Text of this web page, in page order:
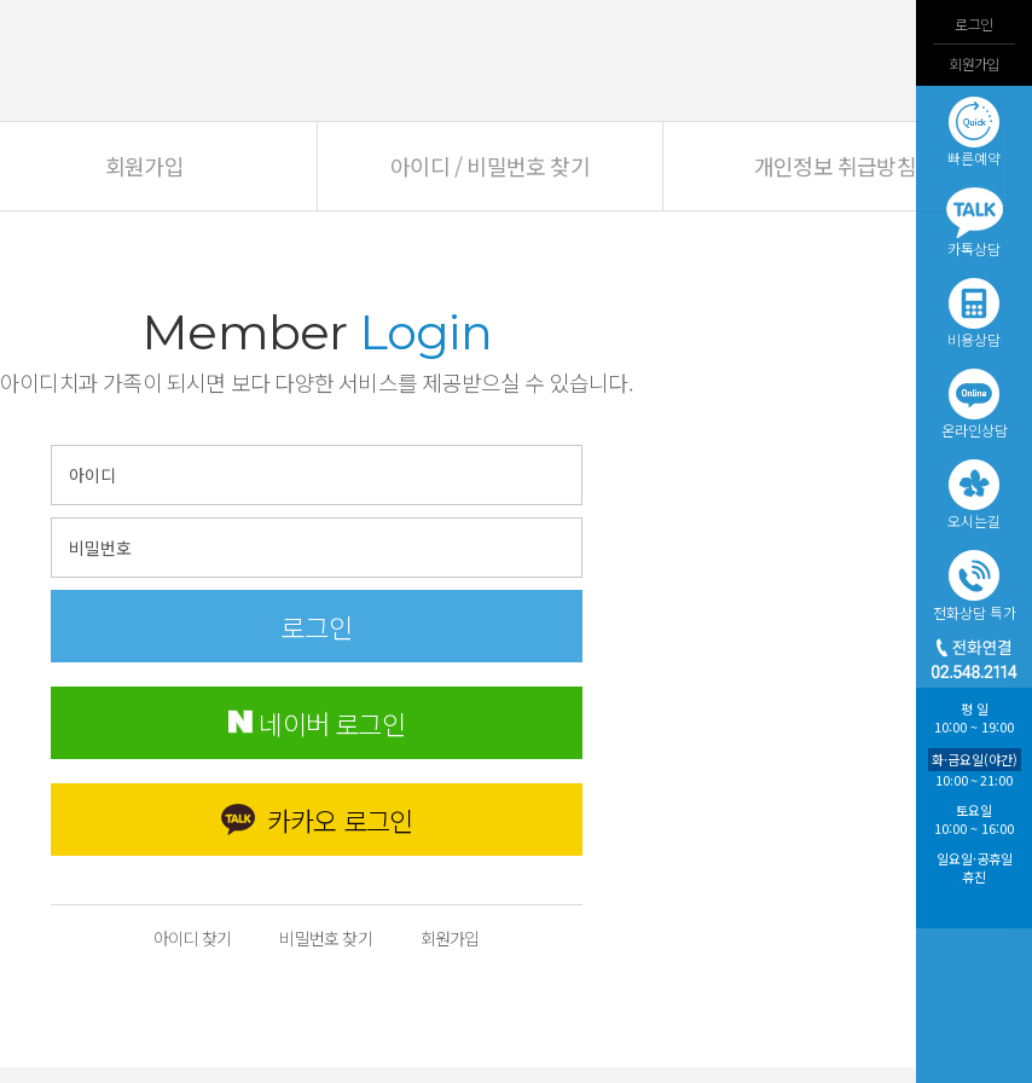
회원가입 아이디 / 비밀번호 찾기 개인정보 취급방침
Member Login
아이디치과 가족이 되시면 보다 다양한 서비스를 제공받으실 수 있습니다.
네이버 로그인
카카오 로그인
아이디 찾기 비밀번호 찾기 회원가입
로그인
회원가입
빠른예약
카톡상담
비용상담
온라인상담
오시는길
전화상담특가
평 일
10:00 ~ 19:00
화·금요일(야간)
10:00 ~ 21:00
토요일
10:00 ~ 16:00
일요일·공휴일
휴진